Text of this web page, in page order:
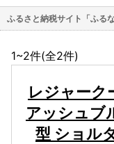
ふるさと納税サイト「ふるな
1~2件(全2件)
レジャーク
アッシュブ
型 ショル